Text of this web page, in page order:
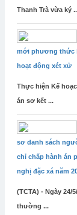
Thanh Trà vừa ký
mới phương thức
hoạt động xét xử
Thực hiện Kế
án sơ kết ...
sơ danh sách
chỉ chấp hành án
nghị đặc xá năm
(TCTA) - Ngày 24/
thường ...